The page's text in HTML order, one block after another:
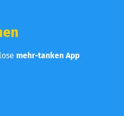
mehr-tanken App